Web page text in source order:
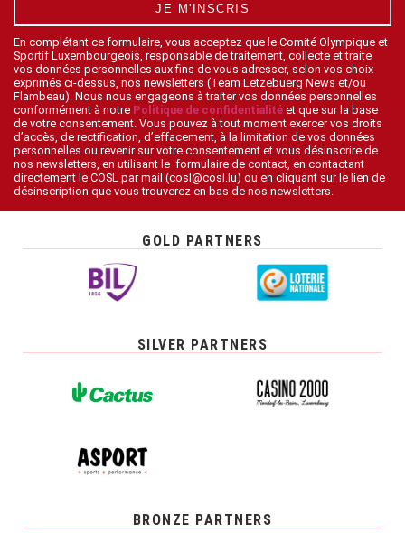
JE M'INSCRIS
En complétant ce formulaire, vous acceptez que le Comité Olympique et
Sportif Luxembourgeois, responsable de traitement, collecte et traite
vos données personnelles aux fins de vous adresser, selon vos choix
exprimés ci-dessus, nos newsletters (Team Lëtzebuerg News et/ou
Flambeau). Nous nous engageons à traiter vos données personnelles
conformément à notre Politique de confidentialité et que sur la base
de votre consentement. Vous pouvez à tout moment exercer vos droits
d’accès, de rectification, d’effacement, à la limitation de vos données
personnelles ou revenir sur votre consentement et vous désinscrire de
nos newsletters, en utilisant le formulaire de contact, en contactant
directement le COSL par mail (cosl@cosl.lu) ou en cliquant sur le lien de
désinscription que vous trouverez en bas de nos newsletters.
GOLD PARTNERS
SILVER PARTNERS
BRONZE PARTNERS